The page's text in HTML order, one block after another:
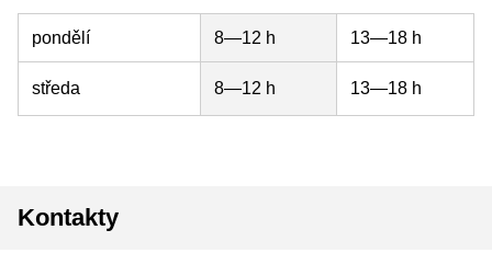
pondělí 8—12 h 13—18 h
středa 8—12 h 13—18 h
Kontakty